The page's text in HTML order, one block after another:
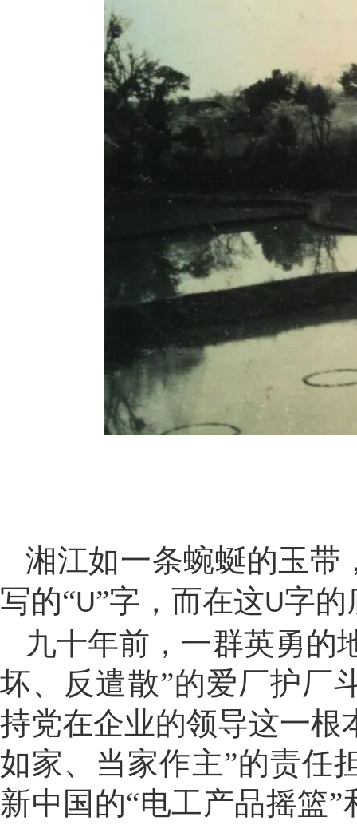
湘江如一条蜿蜒的玉带
写的“U”字，而在这U字
九十年前，一群英勇的
坏、反遣散”的爱厂护
持党在企业的领导这一根
如家、当家作主”的责任
新中国的“电工产品摇篮